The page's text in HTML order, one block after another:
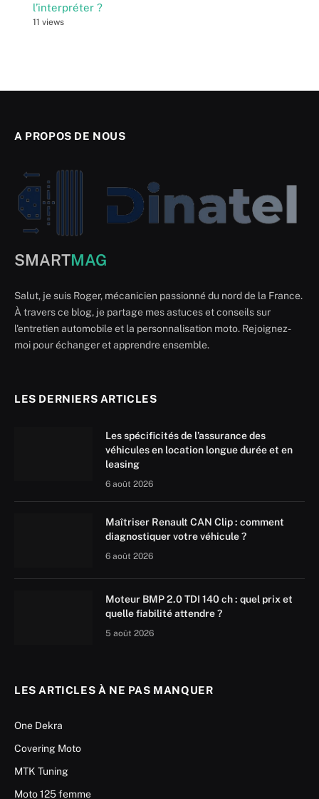
l’interpréter ?
11 views
A PROPOS DE NOUS
SMARTMAG
Salut, je suis Roger, mécanicien passionné du nord de la France.
À travers ce blog, je partage mes astuces et conseils sur
l'entretien automobile et la personnalisation moto. Rejoignez-
moi pour échanger et apprendre ensemble.
LES DERNIERS ARTICLES
Les spécificités de l’assurance des
véhicules en location longue durée et en
leasing
6 août 2026
Maîtriser Renault CAN Clip : comment
diagnostiquer votre véhicule ?
6 août 2026
Moteur BMP 2.0 TDI 140 ch : quel prix et
quelle fiabilité attendre ?
5 août 2026
LES ARTICLES À NE PAS MANQUER
One Dekra
Covering Moto
MTK Tuning
Moto 125 femme